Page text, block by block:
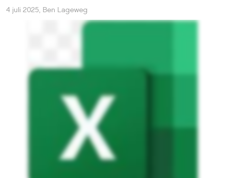
4 juli 2025, Ben Lageweg